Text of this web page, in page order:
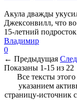
Акула дважды
Джексонвилл, что
15-летний
Владимир
0
← Предыдущая
Показаны 1-15 из 22
Все тексты
указанием
страницу-источник